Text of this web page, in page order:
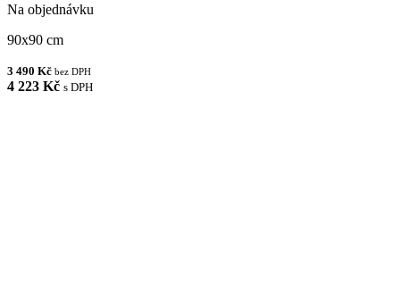
Na objednávku
90x90 cm
3 490 Kč bez DPH
4 223 Kč s DPH